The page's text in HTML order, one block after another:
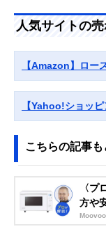
Amazonで見る
ル
Amazonで見る
ニ
グ
人気サイトの
【Amazon】ロー
【Yahoo!ショッ
こちらの記事も
〈プ
方や
Moovoo